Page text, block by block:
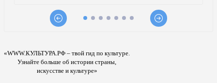
«WWW.КУЛЬТУРА.РФ – твой гид по культуре.
Узнайте больше об истории страны,
искусстве и культуре»